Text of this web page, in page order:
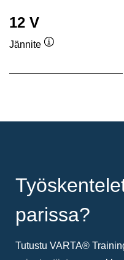
12 V
Jännite
parissa?
Tutustu VARTA®